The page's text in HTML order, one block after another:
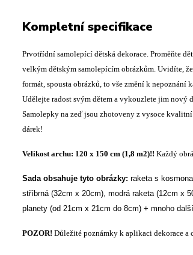
Kompletní specifikace
Prvotřídní samolepící dětská dekorace. Proměňte
velkým dětským samolepícím obrázkům. Uvidíte,
formát, spousta obrázků, to vše změní k
Udělejte radost svým dětem a vykouzlete jim
Samolepky na zeď jsou zhotoveny z vysoce
dárek!
Velikost archu: 120 x 150 cm (1,8 m2)!! Každý
Sada obsahuje tyto obrázky: raketa s
stříbrná (32cm x 20cm), modrá raketa (12cm x
planety (od 21cm x 21cm do 8cm) + mnoho
POZOR! Důležité poznámky k aplikaci dekorace a